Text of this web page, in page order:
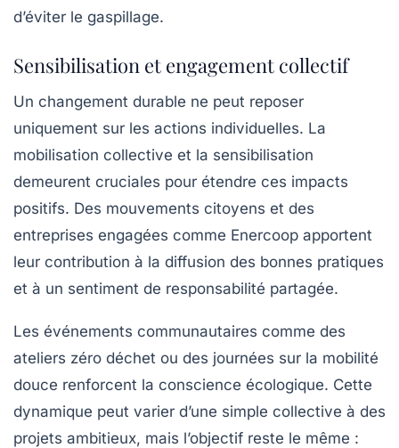
d’éviter le gaspillage.
Sensibilisation et engagement collectif
Un changement durable ne peut reposer
uniquement sur les actions individuelles. La
mobilisation collective et la sensibilisation
demeurent cruciales pour étendre ces impacts
positifs. Des mouvements citoyens et des
entreprises engagées comme Enercoop apportent
leur contribution à la diffusion des bonnes pratiques
et à un sentiment de responsabilité partagée.
Les événements communautaires comme des
ateliers zéro déchet ou des journées sur la mobilité
douce renforcent la conscience écologique. Cette
dynamique peut varier d’une simple collective à des
projets ambitieux, mais l’objectif reste le même :